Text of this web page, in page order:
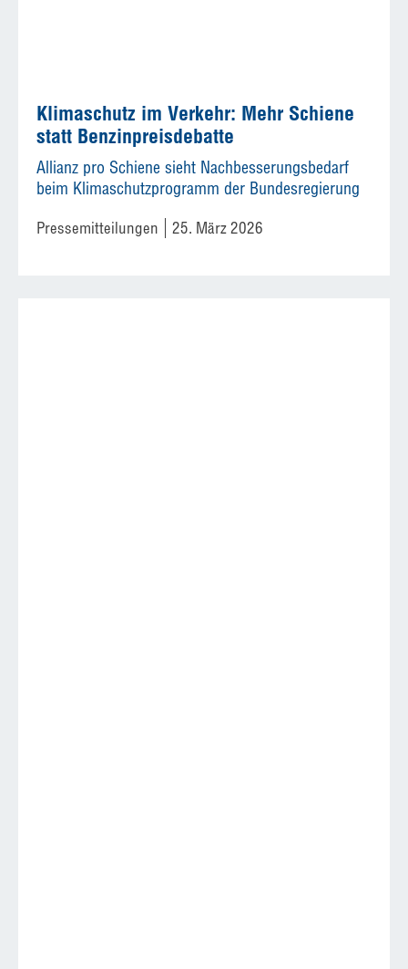
Klimaschutz im Verkehr: Mehr Schiene
statt Benzinpreisdebatte
Allianz pro Schiene sieht Nachbesserungsbedarf
beim Klimaschutzprogramm der Bundesregierung
Pressemitteilungen 25. März 2026